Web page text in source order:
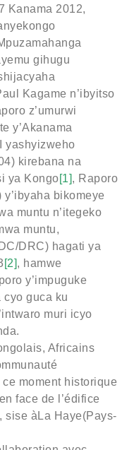
Kanama 2012,
gihugu
Kagame n’ibyitso
z’umurwi
y’Akanama
yashyizweho
kirebana na
ya Kongo[1], Raporo
bikomeye
muntu n’itegeko
muntu,
DRC) hagati ya
[2], hamwe
y’impuguke
cyo guca ku
muri icyo
Africains
moment historique
face de l’édifice
sise àLa Haye(Pays-